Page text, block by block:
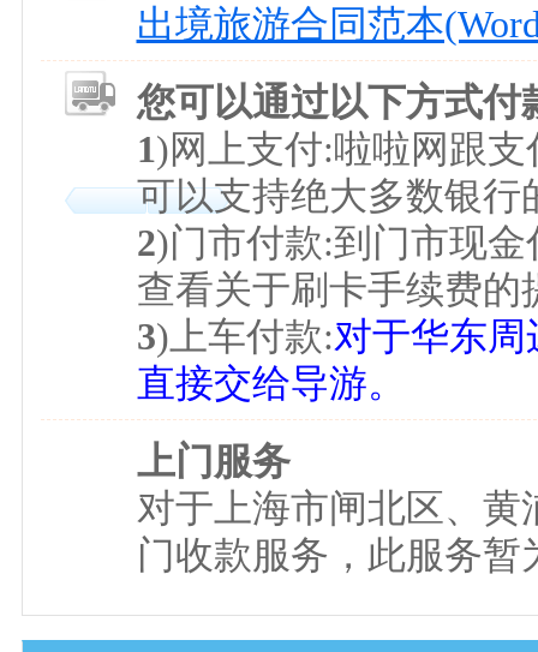
出境旅游合同范本
您可以通过以下方式付
1)网上支付:啦啦网跟
可以支持绝大多数银行
2)门市付款:到门市现
查看关于刷卡手续费
3)上车付款:对于华东周
直接交给导游。
上门服务
对于上海市闸北区、
门收款服务，此服务